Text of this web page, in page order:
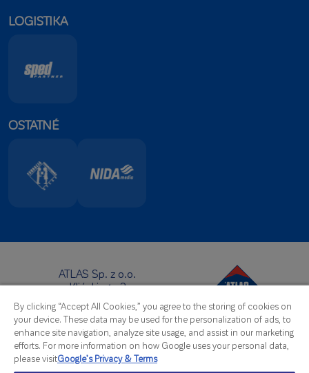
LOGISTIKA
OSTATNÉ
ATLAS Sp. z o.o.
Klińskiego 2
91-421 Łódź
Sídlo:
Telefon:+48 42 631 88 00
Fax: +48 42 631 88 88
E-Mail:atlas@atlas.com.pl
By clicking “Accept All Cookies,” you agree to the storing of cookies on
your device. These data may be used for the personalization of ads, to
enhance site navigation, analyze site usage, and assist in our marketing
efforts. For more information on how Google uses your personal data,
please visitGoogle’s Privacy & Terms